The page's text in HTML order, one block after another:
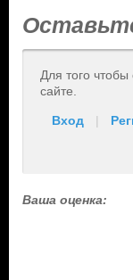
Для того
сайте.
Вход |
Ваша оценка: